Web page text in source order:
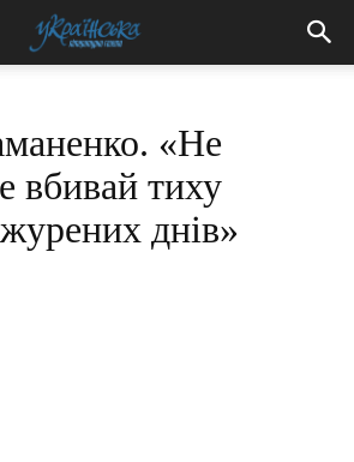
«Не
вбивай тиху
днів»